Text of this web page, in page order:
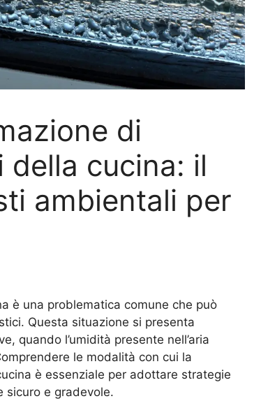
di
della cucina: il
ambientali per
è una problematica comune che può
Questa situazione si presenta
quando l’umidità presente nell’aria
le modalità con cui la
è essenziale per adottare strategie
sicuro e gradevole.